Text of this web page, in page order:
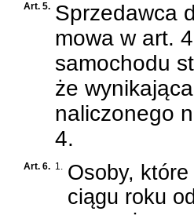
Art. 5. Sprzedawca
mowa w art.
samochodu
że
naliczonego
4.
Art. 6. 1. Osoby,
ciągu roku